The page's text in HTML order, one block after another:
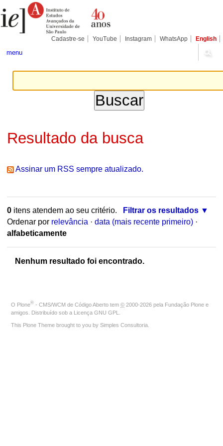
para
conteúdo.
Pessoais
Cadastre-se YouTube Instagram WhatsApp English
menu
Resultado da busca
Assinar um RSS sempre atualizado.
0itens atendem ao seu critério.
Filtrar os resultados
Ordenar por relevância · data (mais recente primeiro) ·
alfabeticamente
Nenhum resultado foi encontrado.
O Plone® - CMS/WCM de Código Aberto tem © 2000-2026 pela Fundação Plone e
amigos. Distribuído sob a Licença GNU GPL
This Plone Theme brought to you by Simples Consultoria